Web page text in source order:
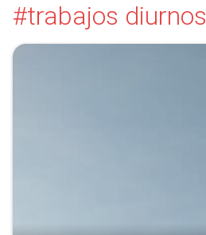
#trabajos diurnos